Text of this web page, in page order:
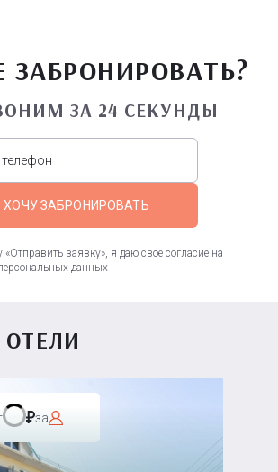
ЗАБРОНИРОВАТЬ?
ЗА 24 СЕКУНДЫ
ХОЧУ ЗАБРОНИРОВАТЬ
заявку», я даю свое согласие на
данных
за